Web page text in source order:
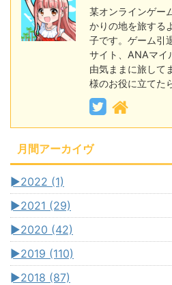
某オンラインゲー
かりの地を旅する
子です。ゲーム引
サイト、ANAマイ
由気ままに旅して
様のお役に立てた
月間アーカイヴ
►2022 (1)
►2021 (29)
►2020 (42)
►2019 (110)
►2018 (87)